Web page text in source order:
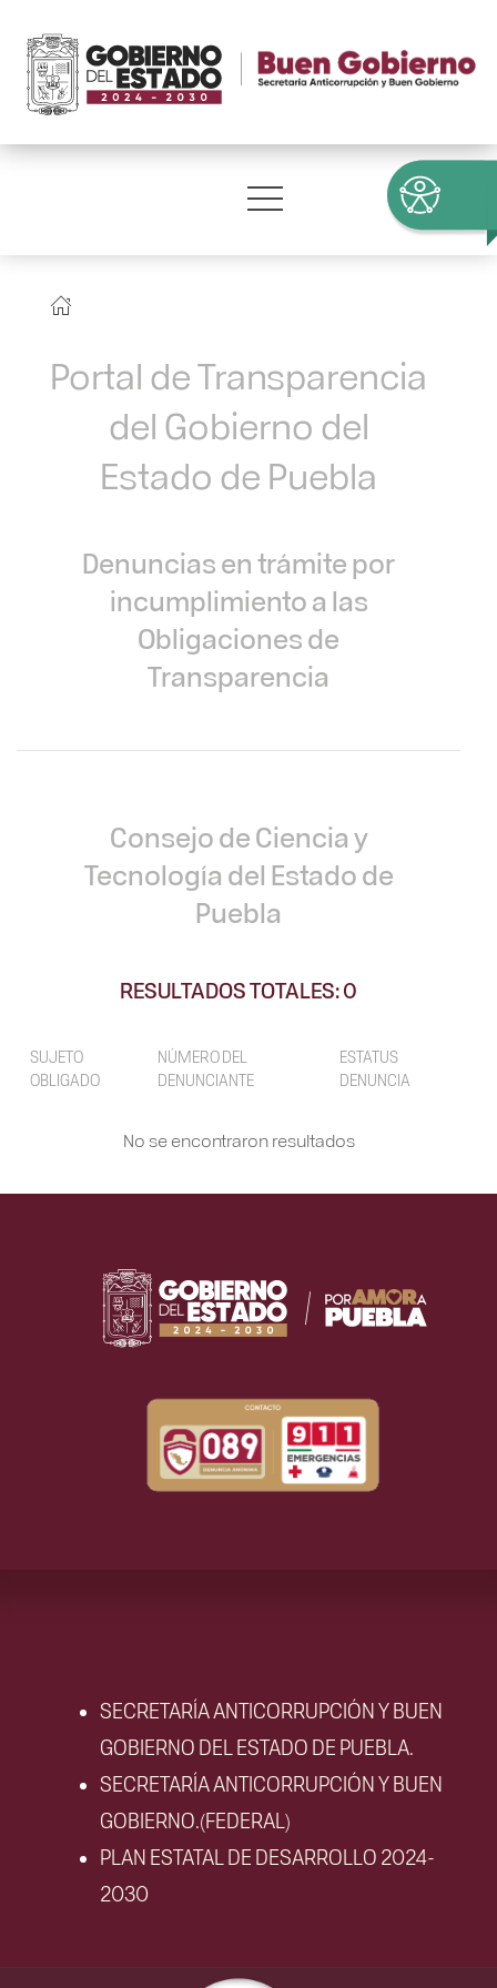
Portal de Transparencia
del Gobierno del
Estado de Puebla
Denuncias en trámite por
incumplimiento a las
Obligaciones de
Transparencia
Consejo de Ciencia y
Tecnología del Estado de
Puebla
RESULTADOS TOTALES: 0
SUJETO
OBLIGADO
NÚMERO DEL
DENUNCIANTE
ESTATUS
DENUNCIA
No se encontraron resultados
SECRETARÍA ANTICORRUPCIÓN Y BUEN
GOBIERNO DEL ESTADO DE PUEBLA.
SECRETARÍA ANTICORRUPCIÓN Y BUEN
GOBIERNO.(FEDERAL)
PLAN ESTATAL DE DESARROLLO 2024-
2030